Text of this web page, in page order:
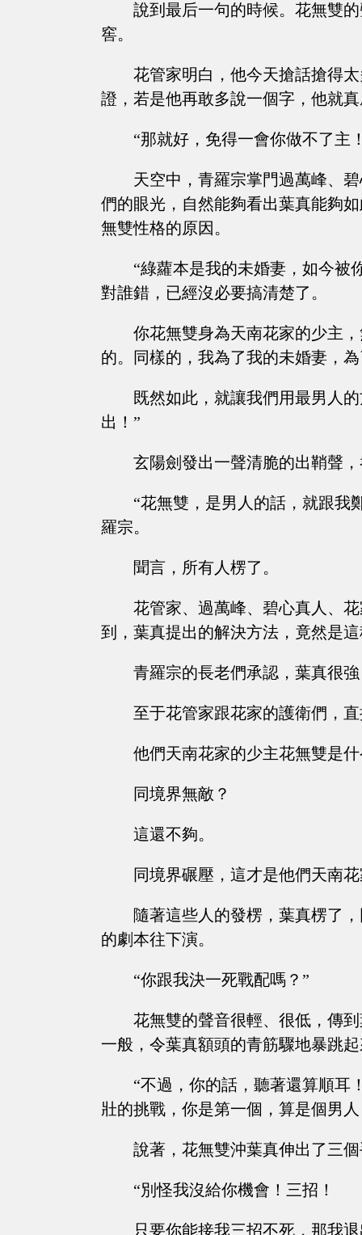
說到最后一句的時候。花無雙
窖。
花管家明白，他今天搶話搶得
證，若是他再敢多說一個字，他就
“那就好，免得一會你做不了主
天空中，青羅宗掌門過萬峰、
們的眼光，自然能夠看出葉真能夠
無雙性格的原因。
“綠蘿本是我的未婚妻，如今被
對誰錯，已經沒必要搞清楚了。
你花無雙身為天南花家的少主
的。同樣的，我為了我的未婚妻，
既然如此，就讓我們用最男人
出！”
玄陽劍發出一聲清脆的出鞘聲
“花無雙，是男人的話，就跟我
羅宗。
聞言，所有人楞了。
花管家、過萬峰、碧心真人、
到，葉真提出的解決方法，竟然是
青羅宗的長老們承認，葉真很
至于花管家跟花家的護衛們，
他們天南花家的少主花無雙是
同境界無敵？
這還不夠。
同境界碾壓，這才是他們天南
隨著這些人的發楞，葉真楞了
的劇本往下演。
“你跟我決一死戰配嗎？”
花無雙的聲音很輕、很低，傳
一般，令葉真額頭的青筋驟地暴跳
“不過，你的話，聽著還算順耳
壯的挑戰，你是第一個，算是個男
說著，花無雙沖葉真伸出了三
“別怪我沒給你機會！三招！
只要你能接我三招不死，那我